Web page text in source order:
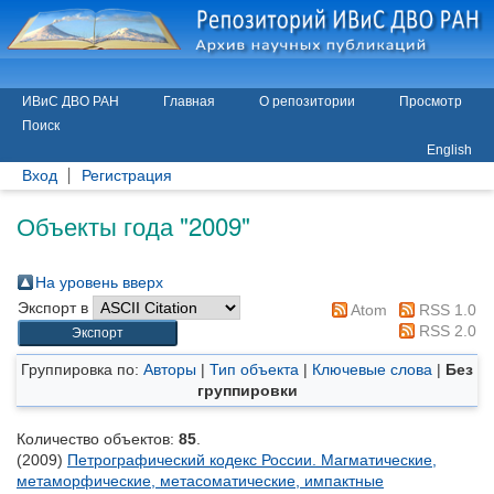
ИВиС ДВО РАН Главная О репозитории
Просмотр
Поиск
English
Вход Регистрация
Объекты года "2009"
На уровень вверх
Экспорт в
Atom
RSS 1.0
RSS 2.0
Группировка по: Авторы | Тип объекта | Ключевые слова | Без
группировки
Количество объектов: 85
(2009) Петрографический кодекс России. Магматические,
метаморфические, метасоматические, импактные